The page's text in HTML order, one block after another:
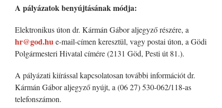
A pályázatok benyújtásának módja:
Elektronikus úton dr. Kármán Gábor aljegyző részére, a
hr@god.hue-mail-címen keresztül, vagy postai úton, a Gödi
Polgármesteri Hivatal címére (2131 Göd, Pesti út 81.).
A pályázati kiírással kapcsolatosan további információt dr.
Kármán Gábor aljegyző nyújt, a (06 27) 530-062/118-as
telefonszámon.